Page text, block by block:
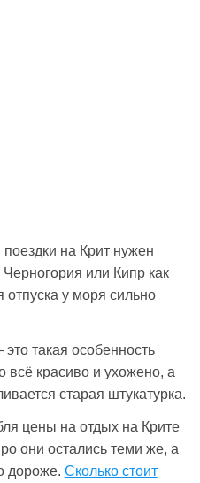
на Крит нужен
или Кипр как
у моря сильно
такая особенность
всё красиво и ухожено, а
старая штукатурка.
цены на отдых на Крите
они остались теми же, а
дороже. Сколько стоит